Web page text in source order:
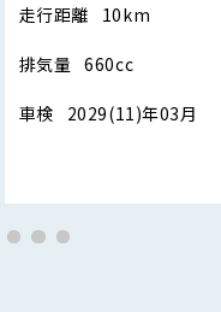
走行距離 10km
排気量 660cc
車検 2029(11)年03月